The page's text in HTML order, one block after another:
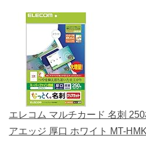
エレコム マルチカード 名刺
アエッジ 厚口 ホワイト MT-